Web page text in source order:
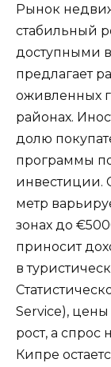
Рынок
стабильный
доступными
предлагает
оживленных
районах.
долю
программы
инвестиции.
метр
зонах до
приносит
в
Service),
рост, а
Кипре